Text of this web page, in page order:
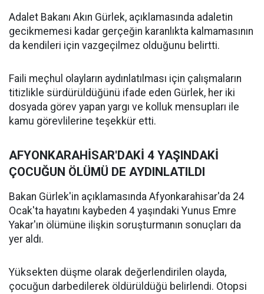
Adalet Bakanı Akın Gürlek, açıklamasında adaletin
gecikmemesi kadar gerçeğin karanlıkta kalmamasının
da kendileri için vazgeçilmez olduğunu belirtti.
Faili meçhul olayların aydınlatılması için çalışmaların
titizlikle sürdürüldüğünü ifade eden Gürlek, her iki
dosyada görev yapan yargı ve kolluk mensupları ile
kamu görevlilerine teşekkür etti.
AFYONKARAHİSAR'DAKİ 4 YAŞINDAKİ
ÇOCUĞUN ÖLÜMÜ DE AYDINLATILDI
Bakan Gürlek'in açıklamasında Afyonkarahisar'da 24
Ocak'ta hayatını kaybeden 4 yaşındaki Yunus Emre
Yakar'ın ölümüne ilişkin soruşturmanın sonuçları da
yer aldı.
Yüksekten düşme olarak değerlendirilen olayda,
çocuğun darbedilerek öldürüldüğü belirlendi. Otopsi